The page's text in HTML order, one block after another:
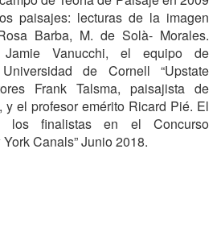
paisajes: lecturas de la imagen
Barba, M. de Solà- Morales.
Vanucchi, el equipo de
de Cornell “Upstate
Frank Talsma, paisajista de
y el profesor emérito Ricard Pié. El
finalistas en el Concurso
Canals” Junio 2018.